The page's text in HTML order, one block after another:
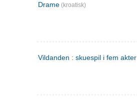
Drame (kroatisk)
Vildanden : skuespil i fem akter